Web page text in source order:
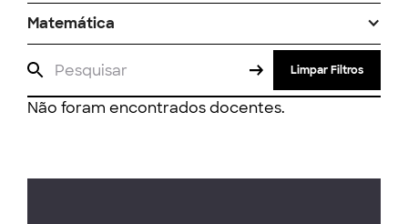
Matemática
Limpar Filtros
Não foram encontrados docentes.